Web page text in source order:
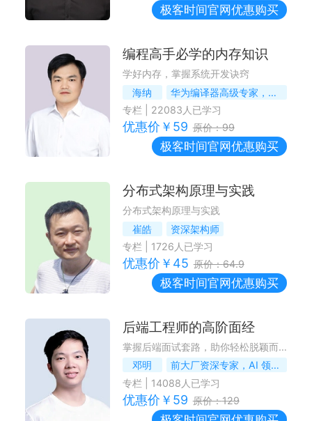
极客时间官网优惠购买
编程高手必学的内存知识
学好内存，掌握系统开发诀窍
海纳
华为编译器高级专家，原Huawei JDK团队负责人
专栏
22083人已学习
优惠价￥ 59 原价：99
极客时间官网优惠购买
分布式架构原理与实践
分布式架构原理与实践
崔皓
资深架构师
专栏
1726 人已学习
优惠价￥ 45 原价：64.9
极客时间官网优惠购买
后端工程师的高阶面经
掌握后端面试套路，助你轻松脱颖而出
邓明
前大厂资深专家，AI 领域连续创业者
专栏
14088 人已学习
优惠价￥ 59 原价：129